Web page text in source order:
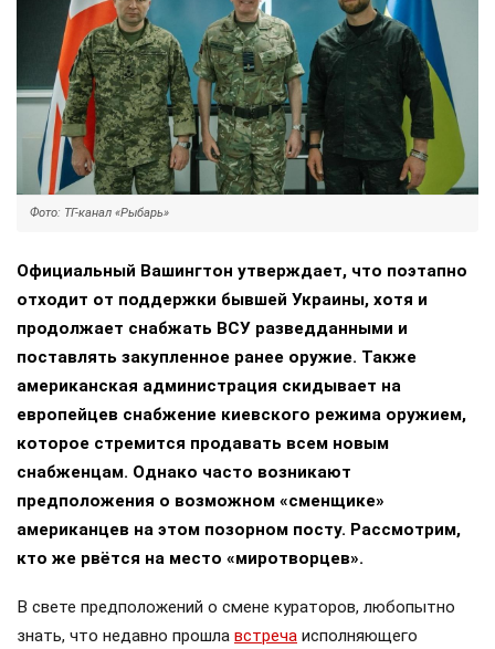
Фото: ТГ-канал «Рыбарь»
Официальный Вашингтон утверждает, что поэтапно
отходит от поддержки бывшей Украины, хотя и
продолжает снабжать ВСУ разведданными и
поставлять закупленное ранее оружие. Также
американская администрация скидывает на
европейцев снабжение киевского режима оружием,
которое стремится продавать всем новым
снабженцам. Однако часто возникают
предположения о возможном «сменщике»
американцев на этом позорном посту. Рассмотрим,
кто же рвётся на место «миротворцев».
В свете предположений о смене кураторов, любопытно
знать, что недавно прошла встреча исполняющего